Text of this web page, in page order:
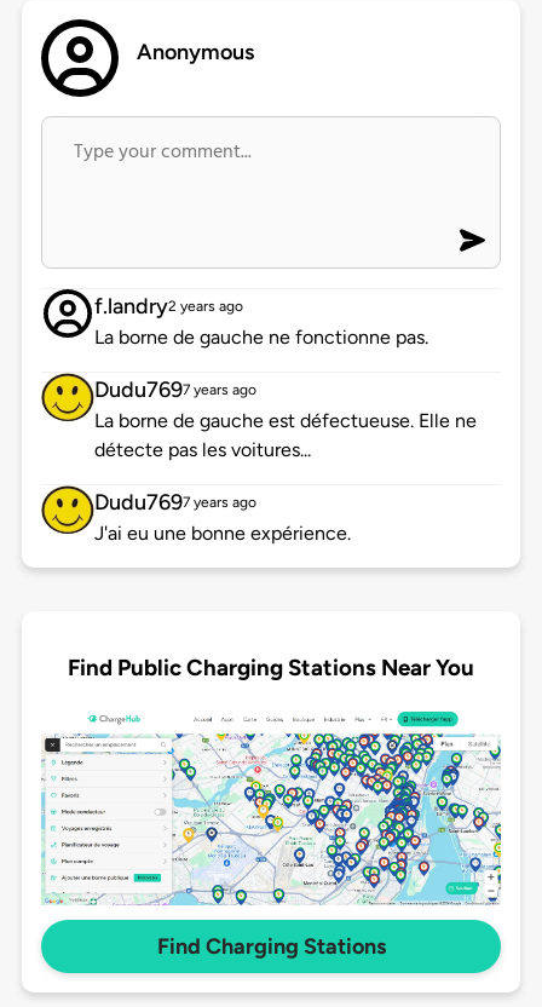
Anonymous
f.landry2 years ago
La borne de gauche ne fonctionne pas.
Dudu7697 years ago
La borne de gauche est défectueuse. Elle ne
détecte pas les voitures...
Dudu7697 years ago
J'ai eu une bonne expérience.
Find Public Charging Stations Near You
Find Charging Stations